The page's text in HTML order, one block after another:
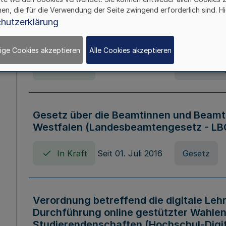
Verordnung über die
Nordrhein-Westfalen
Gesetz über die Beamtinnen und
Westfalen (Landesbeamtengesetz -
In Kraft Seit 01. Juli 2016 Gesetz
Verordnung betreffend die digitale
Durchführung online gestützter
die für die Verwendung der Seite zwingend erforderlich sind.
Cookies akzeptieren Alle Cookies akzeptieren